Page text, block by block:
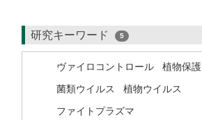
研究キーワード 5
ヴァイロコントロール
植物保護
菌類ウイルス
植物ウイルス
ファイトプラズマ